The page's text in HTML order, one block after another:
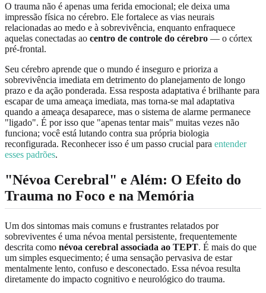
O trauma não é apenas uma ferida emocional; ele deixa uma
impressão física no cérebro. Ele fortalece as vias neurais
relacionadas ao medo e à sobrevivência, enquanto enfraquece
aquelas conectadas ao centro de controle do cérebro — o córtex
pré-frontal.
Seu cérebro aprende que o mundo é inseguro e prioriza a
sobrevivência imediata em detrimento do planejamento de longo
prazo e da ação ponderada. Essa resposta adaptativa é brilhante para
escapar de uma ameaça imediata, mas torna-se mal adaptativa
quando a ameaça desaparece, mas o sistema de alarme permanece
"ligado". É por isso que "apenas tentar mais" muitas vezes não
funciona; você está lutando contra sua própria biologia
reconfigurada. Reconhecer isso é um passo crucial para entender
esses padrões.
"Névoa Cerebral" e Além: O Efeito do
Trauma no Foco e na Memória
Um dos sintomas mais comuns e frustrantes relatados por
sobreviventes é uma névoa mental persistente, frequentemente
descrita como névoa cerebral associada ao TEPT. É mais do que
um simples esquecimento; é uma sensação pervasiva de estar
mentalmente lento, confuso e desconectado. Essa névoa resulta
diretamente do impacto cognitivo e neurológico do trauma.